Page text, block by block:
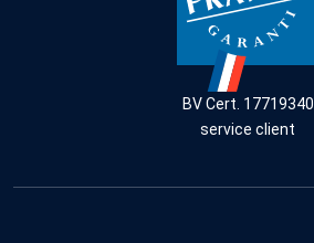
BV Cert. 17719340
service client